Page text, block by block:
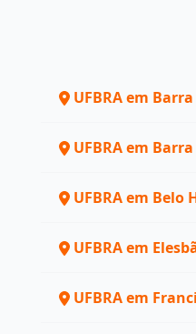
UFBRA em
UFBRA em Barra
UFBRA em Belo
UFBRA em
UFBRA em